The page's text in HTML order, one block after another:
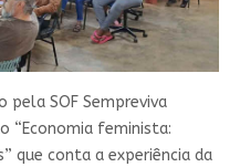
SOF Sempreviva
“Economia feminista:
que conta a experiência da